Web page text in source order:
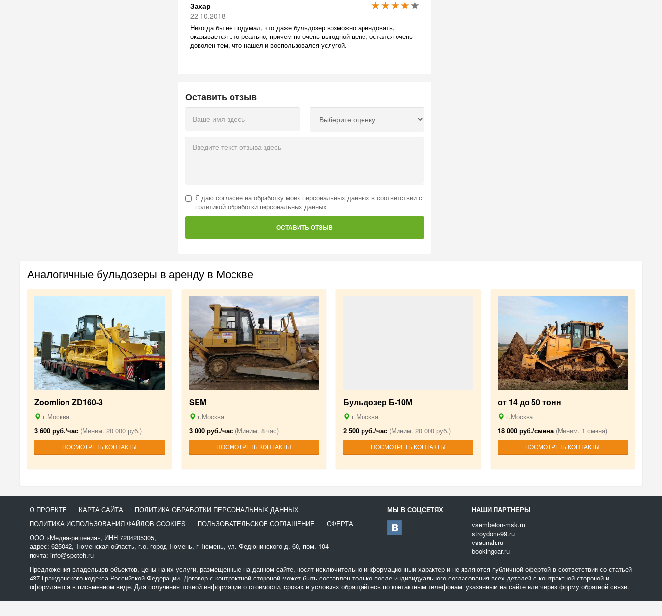
Захар
22.10.2018
Никогда бы не подумал, что даже бульдозер возможно арендовать,
оказывается это реально, причем по очень выгодной цене, остался очень
доволен тем, что нашел и воспользовался услугой.
Оставить отзыв
Я даю согласие на обработку моих персональных данных в соответствии с
политикой обработки персональных данных
ОСТАВИТЬ ОТЗЫВ
Аналогичные бульдозеры в аренду в Москве
Zoomlion ZD160-3
г.Москва
3 600 руб./час (Миним. 20 000 руб.)
ПОСМОТРЕТЬ КОНТАКТЫ
SEM
г.Москва
3 000 руб./час(Миним. 8 час)
ПОСМОТРЕТЬ КОНТАКТЫ
Бульдозер Б-10М
г.Москва
2 500 руб./час (Миним. 20 000 руб.)
ПОСМОТРЕТЬ КОНТАКТЫ
от 14 до 50 тонн
г.Москва
18 000 руб./смена(Миним. 1 смена)
ПОСМОТРЕТЬ КОНТАКТЫ
О ПРОЕКТЕ КАРТА САЙТА
ПОЛИТИКА ОБРАБОТКИ ПЕРСОНАЛЬНЫХ ДАННЫХ
ПОЛИТИКА ИСПОЛЬЗОВАНИЯ ФАЙЛОВ COOKIES
ПОЛЬЗОВАТЕЛЬСКОЕ СОГЛАШЕНИЕ
ОФЕРТА
ООО «Медиа-решения», ИНН 7204205305,
адрес: 625042, Тюменская область, г.о. город Тюмень, г Тюмень, ул. Федюнинского д. 60, пом. 104
почта: info@spcteh.ru
МЫ В СОЦСЕТЯХ
НАШИ ПАРТНЕРЫ
vsembeton-msk.ru
stroydom-99.ru
vsaunah.ru
bookingcar.ru
Предложения владельцев объектов, цены на их услуги, размещенные на данном сайте, носят исключительно информационныи характер и не являются публичной офертой в соответствии со статьей
437 Гражданского кодекса Российской Федерации. Договор с контрактной стороной может быть составлен только после индивидуального согласования всех деталей с контрактной стороной и
оформляется в письменном виде. Для получения точной информации о стоимости, сроках и условиях обращайтесь по контактным телефонам, указанным на сайте или через форму обратной связи.